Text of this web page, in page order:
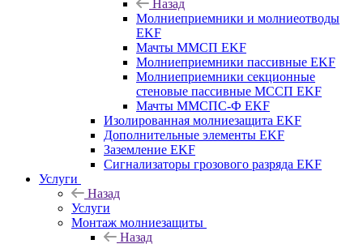
Назад
Молниеприемники и молниеотводы
EKF
Мачты ММСП EKF
Молниеприемники пассивные EKF
Молниеприемники секционные
стеновые пассивные МССП EKF
Мачты ММСПС-Ф EKF
Изолированная молниезащита EKF
Дополнительные элементы EKF
Заземление EKF
Сигнализаторы грозового разряда EKF
Услуги
Назад
Услуги
Монтаж молниезащиты
Назад